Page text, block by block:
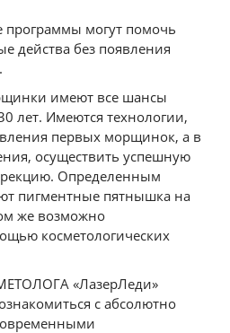
могут помочь
действа без появления
имеют все шансы
лет. Имеются технологии,
первых морщинок, а в
осуществить успешную
Определенным
пигментные пятнышка на
же возможно
косметологических
«ЛазерЛеди»
с абсолютно